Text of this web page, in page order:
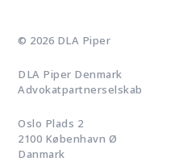
© 2026 DLA Piper
DLA Piper Denmark
Advokatpartnerselskab
Oslo Plads 2
2100 København Ø
Danmark